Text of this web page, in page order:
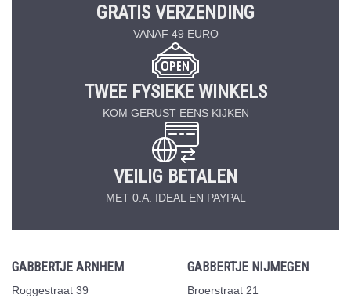
GRATIS VERZENDING
VANAF 49 EURO
TWEE FYSIEKE WINKELS
KOM GERUST EENS KIJKEN
VEILIG BETALEN
MET 0.A. IDEAL EN PAYPAL
GABBERTJE ARNHEM
Roggestraat 39
GABBERTJE NIJMEGEN
Broerstraat 21